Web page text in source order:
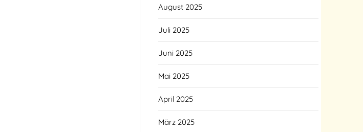
August 2025
Juli 2025
Juni 2025
Mai 2025
April 2025
März 2025